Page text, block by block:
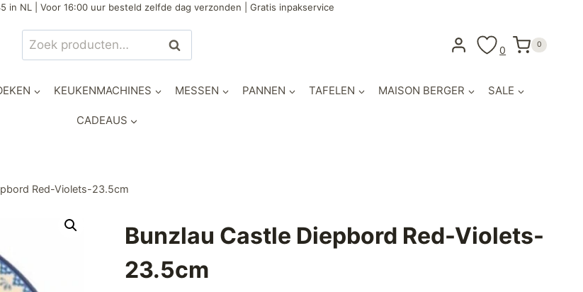
in NL | Voor 16:00 uur besteld zelfde dag verzonden | Gratis inpakservice
Zoeken
naar:
Zoeken 0 0
KEUKENMACHINES MESSEN PANNEN TAFELEN MAISON BERGER SALE
CADEAUS
Red-Violets-23.5cm
Bunzlau Castle Diepbord Red-Violets-
23.5cm